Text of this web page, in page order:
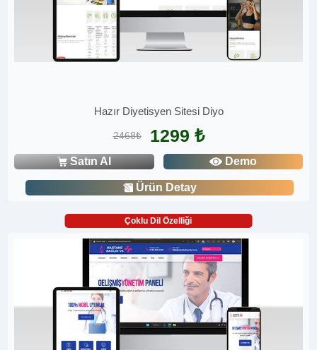
Hazır Diyetisyen Sitesi Diyo
2468₺ 1299 ₺
Satın Al Demo
Ürün Detay
Çoklu Dil Özelliği